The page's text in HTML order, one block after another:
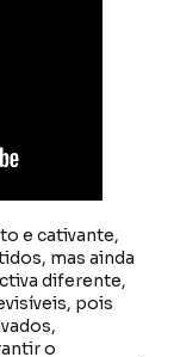
e cativante,
mas ainda
diferente,
pois
o